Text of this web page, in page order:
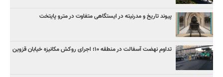
پیوند تاریخ و مدرنیته در ایستگاهی متفاوت در مترو پایتخت
تداوم نهضت آسفالت در منطقه ۱۰؛ اجرای روکش مکانیزه خیابان قزوین